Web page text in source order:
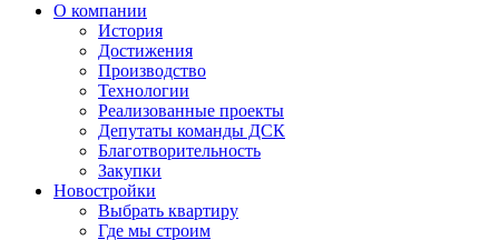
О компании
История
Достижения
Производство
Технологии
Реализованные проекты
Депутаты команды ДСК
Благотворительность
Закупки
Новостройки
Выбрать квартиру
Где мы строим